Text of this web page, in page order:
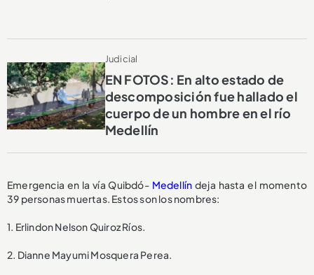
Judicial
EN FOTOS: En alto estado de
descomposición fue hallado el
cuerpo de un hombre en el río
Medellín
Emergencia en la vía Quibdó- Medellín deja hasta el momento
39 personas muertas. Estos son los nombres:
1. Erlindon Nelson Quiroz Ríos.
2. Dianne Mayumi Mosquera Perea.